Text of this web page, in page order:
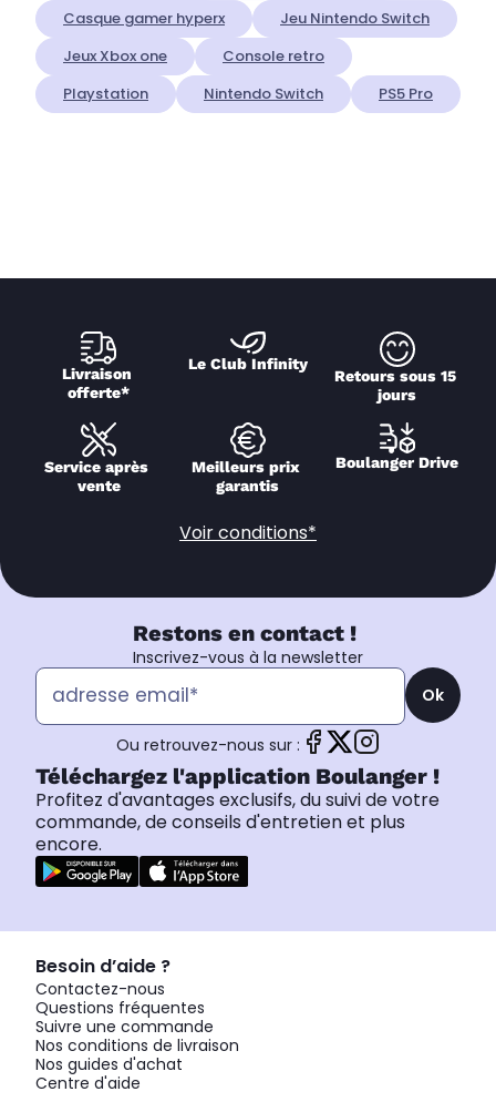
Casque gamer hyperx
Jeu Nintendo Switch
Jeux Xbox one
Console retro
Playstation
Nintendo Switch PS5 Pro
Livraison
offerte*
Le Club Infinity
Retours sous 15
jours
Service après
vente
Meilleurs prix
garantis
Boulanger Drive
Voir conditions*
Restons en contact !
Inscrivez-vous à la newsletter
Ok
Ou retrouvez-nous sur :
Téléchargez l'application Boulanger !
Profitez d'avantages exclusifs, du suivi de votre
commande, de conseils d'entretien et plus
encore.
Besoin d’aide ?
Contactez-nous
Questions fréquentes
Suivre une commande
Nos conditions de livraison
Nos guides d'achat
Centre d'aide